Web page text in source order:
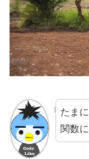
たま
関数